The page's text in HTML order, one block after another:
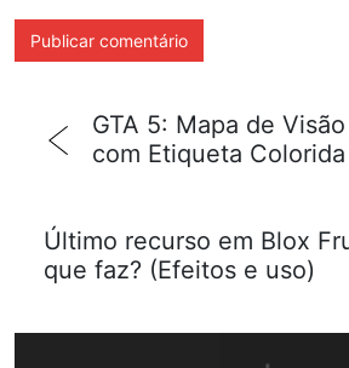
GTA 5: Mapa de
com Etiqueta
Último recurso em Blox
que faz? (Efeitos e uso)